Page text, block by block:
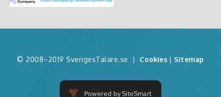
© 2008–2019 SverigesTalare.se | Cookies | Sitemap
Powered by SiteSmart